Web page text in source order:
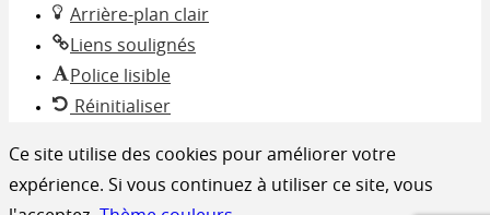
Arrière-plan clair
Liens soulignés
Police lisible
Réinitialiser
Ce site utilise des cookies pour améliorer votre
expérience. Si vous continuez à utiliser ce site, vous